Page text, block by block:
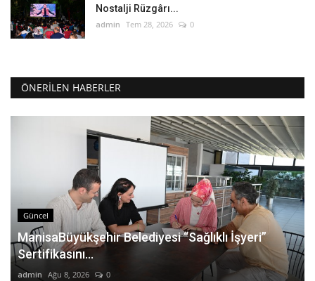
Nostalji Rüzgârı...
admin Tem 28, 2026 0
ÖNERILEN HABERLER
Güncel
ManisaBüyükşehir Belediyesi “Sağlıklı İşyeri”
Sertifikasını...
admin Ağu 8, 2026 0